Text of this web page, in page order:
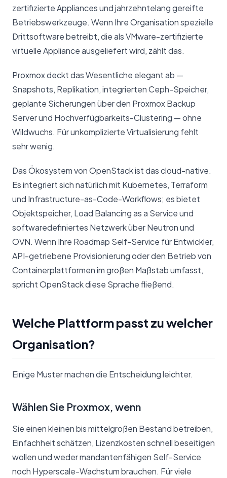
zertifizierte Appliances und jahrzehntelang gereifte
Betriebswerkzeuge. Wenn Ihre Organisation spezielle
Drittsoftware betreibt, die als VMware-zertifizierte
virtuelle Appliance ausgeliefert wird, zählt das.
Proxmox deckt das Wesentliche elegant ab —
Snapshots, Replikation, integrierten Ceph-Speicher,
geplante Sicherungen über den Proxmox Backup
Server und Hochverfügbarkeits-Clustering — ohne
Wildwuchs. Für unkomplizierte Virtualisierung fehlt
sehr wenig.
Das Ökosystem von OpenStack ist das cloud-native.
Es integriert sich natürlich mit Kubernetes, Terraform
und Infrastructure-as-Code-Workflows; es bietet
Objektspeicher, Load Balancing as a Service und
softwaredefiniertes Netzwerk über Neutron und
OVN. Wenn Ihre Roadmap Self-Service für Entwickler,
API-getriebene Provisionierung oder den Betrieb von
Containerplattformen im großen Maßstab umfasst,
spricht OpenStack diese Sprache fließend.
Welche Plattform passt zu welcher
Organisation?
Einige Muster machen die Entscheidung leichter.
Wählen Sie Proxmox, wenn
Sie einen kleinen bis mittelgroßen Bestand betreiben,
Einfachheit schätzen, Lizenzkosten schnell beseitigen
wollen und weder mandantenfähigen Self-Service
noch Hyperscale-Wachstum brauchen. Für viele